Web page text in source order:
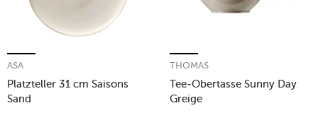
Platzteller 31 cm Saisons
Sand
ASA
Tee-Obertasse Sunny Day
Greige
THOMAS